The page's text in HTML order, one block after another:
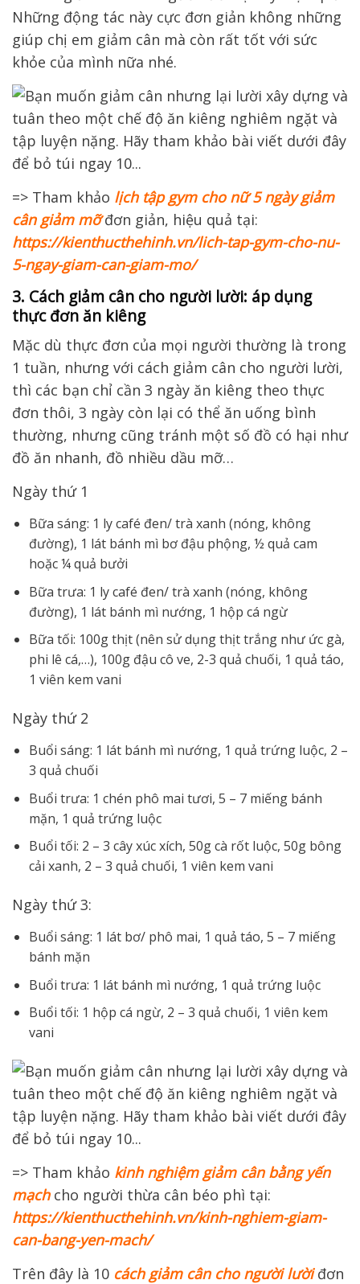
Những động tác này cực đơn giản không những
giúp chị em giảm cân mà còn rất tốt với sức
khỏe của mình nữa nhé.
=> Tham khảo lịch tập gym cho nữ 5 ngày giảm
cân giảm mỡđơn giản, hiệu quả tại:
https://kienthucthehinh.vn/lich-tap-gym-cho-nu-
5-ngay-giam-can-giam-mo/
3. Cách giảm cân cho người lười: áp dụng
thực đơn ăn kiêng
Mặc dù thực đơn của mọi người thường là trong
1 tuần, nhưng với cách giảm cân cho người lười,
thì các bạn chỉ cần 3 ngày ăn kiêng theo thực
đơn thôi, 3 ngày còn lại có thể ăn uống bình
thường, nhưng cũng tránh một số đồ có hại như
đồ ăn nhanh, đồ nhiều dầu mỡ…
Ngày thứ 1
Bữa sáng: 1 ly café đen/ trà xanh (nóng, không
đường), 1 lát bánh mì bơ đậu phộng, ½ quả cam
hoặc ¼ quả bưởi
Bữa trưa: 1 ly café đen/ trà xanh (nóng, không
đường), 1 lát bánh mì nướng, 1 hộp cá ngừ
Bữa tối: 100g thịt (nên sử dụng thịt trắng như ức gà,
phi lê cá,…), 100g đậu cô ve, 2-3 quả chuối, 1 quả táo,
1 viên kem vani
Ngày thứ 2
Buổi sáng: 1 lát bánh mì nướng, 1 quả trứng luộc, 2 –
3 quả chuối
Buổi trưa: 1 chén phô mai tươi, 5 – 7 miếng bánh
mặn, 1 quả trứng luộc
Buổi tối: 2 – 3 cây xúc xích, 50g cà rốt luộc, 50g bông
cải xanh, 2 – 3 quả chuối, 1 viên kem vani
Ngày thứ 3:
Buổi sáng: 1 lát bơ/ phô mai, 1 quả táo, 5 – 7 miếng
bánh mặn
Buổi trưa: 1 lát bánh mì nướng, 1 quả trứng luộc
Buổi tối: 1 hộp cá ngừ, 2 – 3 quả chuối, 1 viên kem
vani
=> Tham khảo kinh nghiệm giảm cân bằng yến
mạchcho người thừa cân béo phì tại:
https://kienthucthehinh.vn/kinh-nghiem-giam-
can-bang-yen-mach/
Trên đây là 10 cách giảm cân cho người lườiđơn